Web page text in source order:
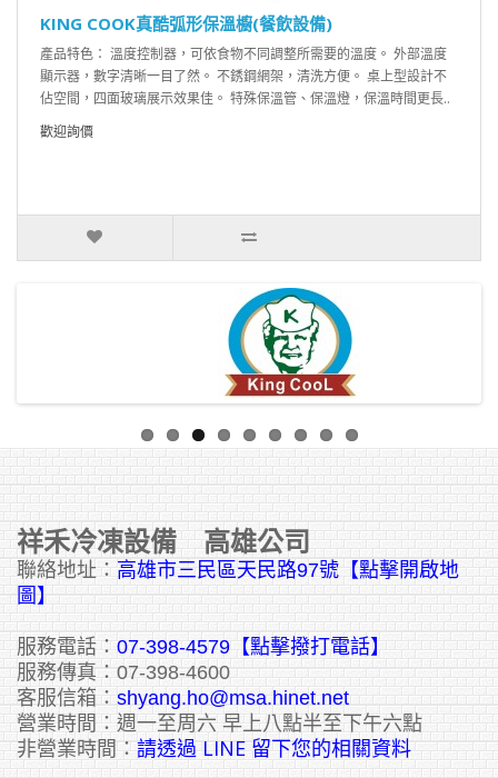
KING COOK真酷弧形保溫櫥(餐飲設備)
產品特色： 溫度控制器，可依食物不同調整所需要的溫度。 外部溫度
顯示器，數字清晰一目了然。 不銹鋼網架，清洗方便。 桌上型設計不
佔空間，四面玻璃展示效果佳。 特殊保溫管、保溫燈，保溫時間更長..
歡迎詢價
祥禾冷凍設備 高雄公司
聯絡地址： 高雄市三民區天民路97號【點擊開啟地
圖】
服務電話： 07-398-4579【點擊撥打電話】
服務傳真：07-398-4600
客服信箱： shyang.ho@msa.hinet.net
營業時間：週一至周六 早上八點半至下午六點
非營業時間： 請透過 LINE 留下您的相關資料